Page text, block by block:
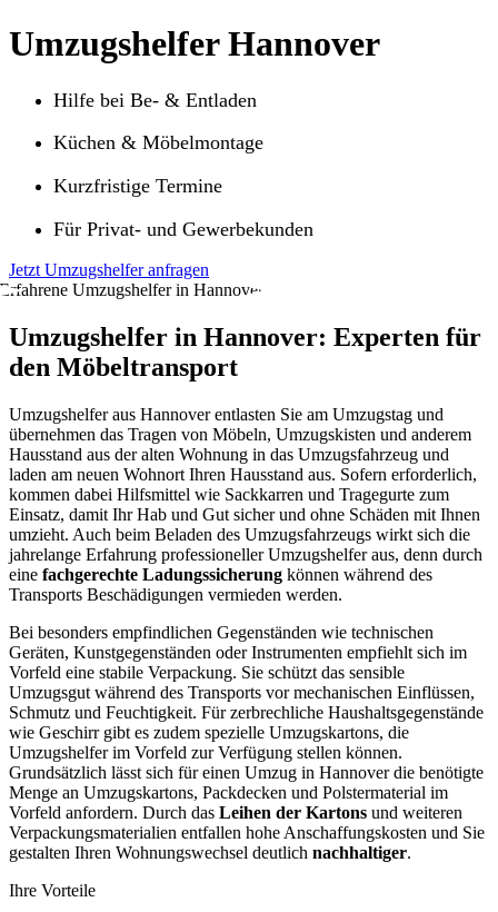
Umzugshelfer Hannover
Hilfe bei Be- & Entladen
Küchen & Möbelmontage
Kurzfristige Termine
Für Privat- und Gewerbekunden
Jetzt Umzugshelfer anfragen
Umzugshelfer in Hannover: Experten für
den Möbeltransport
Umzugshelfer aus Hannover entlasten Sie am Umzugstag und
übernehmen das Tragen von Möbeln, Umzugskisten und anderem
Hausstand aus der alten Wohnung in das Umzugsfahrzeug und
laden am neuen Wohnort Ihren Hausstand aus. Sofern erforderlich,
kommen dabei Hilfsmittel wie Sackkarren und Tragegurte zum
Einsatz, damit Ihr Hab und Gut sicher und ohne Schäden mit Ihnen
umzieht. Auch beim Beladen des Umzugsfahrzeugs wirkt sich die
jahrelange Erfahrung professioneller Umzugshelfer aus, denn durch
eine fachgerechte Ladungssicherung können während des
Transports Beschädigungen vermieden werden.
Bei besonders empfindlichen Gegenständen wie technischen
Geräten, Kunstgegenständen oder Instrumenten empfiehlt sich im
Vorfeld eine stabile Verpackung. Sie schützt das sensible
Umzugsgut während des Transports vor mechanischen Einflüssen,
Schmutz und Feuchtigkeit. Für zerbrechliche Haushaltsgegenstände
wie Geschirr gibt es zudem spezielle Umzugskartons, die
Umzugshelfer im Vorfeld zur Verfügung stellen können.
Grundsätzlich lässt sich für einen Umzug in Hannover die benötigte
Menge an Umzugskartons, Packdecken und Polstermaterial im
Vorfeld anfordern. Durch das Leihen der Kartons und weiteren
Verpackungsmaterialien entfallen hohe Anschaffungskosten und Sie
gestalten Ihren Wohnungswechsel deutlich nachhaltiger.
Ihre Vorteile